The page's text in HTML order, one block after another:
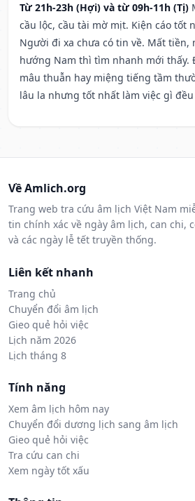
Từ 21h-23h (Hợi) và từ 09h-11h (Tị)
cầu lộc, cầu tài mờ mịt. Kiện cáo tốt
Người đi xa chưa có tin về. Mất tiền,
hướng Nam thì tìm nhanh mới thấy.
mâu thuẫn hay miệng tiếng tầm
lâu la nhưng tốt nhất làm việc gì đều
Về Amlich.org
Trang web tra cứu âm lịch Việt Nam
tin chính xác về ngày âm lịch, can chi,
và các ngày lễ tết truyền thống.
Liên kết nhanh
Trang chủ
Chuyển đổi âm lịch
Gieo quẻ hỏi việc
Lịch năm 2026
Lịch tháng 8
Tính năng
Xem âm lịch hôm nay
Chuyển đổi dương lịch sang âm lịch
Gieo quẻ hỏi việc
Tra cứu can chi
Xem ngày tốt xấu